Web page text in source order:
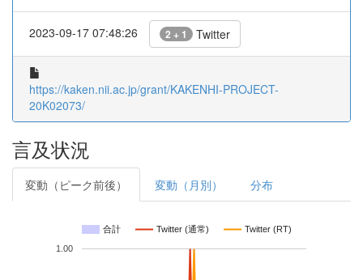
2023-09-17 07:48:26 2 + 1 Twitter
https://kaken.nii.ac.jp/grant/KAKENHI-PROJECT-
20K02073/
言及状況
変動（ピーク前後） 変動（月別） 分布
合計 Twitter (通常) Twitter (RT)
1.00